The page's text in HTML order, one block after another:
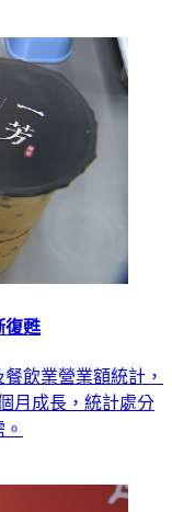
復甦
飲業營業額統計，
月成長，統計處分